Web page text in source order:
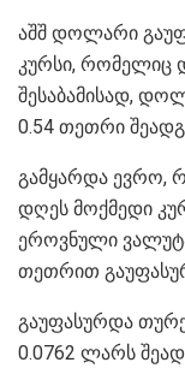
აშშ დოლარი
კურსი, რომელიც
შესაბამისად,
0.54 თეთრი
გამყარდა ევრო,
დღეს მოქმედი
ეროვნული
თეთრით
გაუფასურდა
0.0762 ლარს